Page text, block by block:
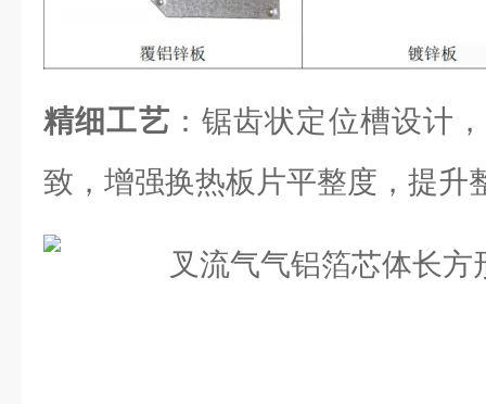
精细工艺 ：锯齿状定位槽设计
致，增强换热板片平整度，提升